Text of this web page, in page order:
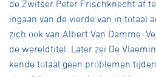
de Zwitser Peter Frischknecht af
ingaan van de vierde van in totaal
zich ook van Albert Van Damme.
de wereldtitel. Later zei De
kende totaal geen problemen